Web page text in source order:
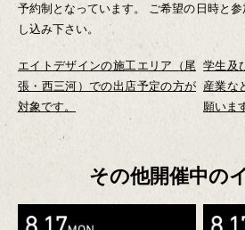
予約制となっています。
ご希望の日時と
し込み下さい。
エイトデザインの施工エリア（尾
張・西三河）での出店予定の方が
対象です。
学生及
産業な
願いま
その他開催中の